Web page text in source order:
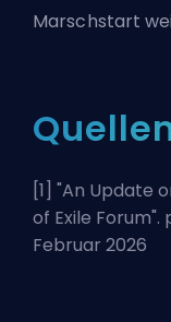
Marschstart
[1] "An Update
of Exile Forum".
Februar 2026